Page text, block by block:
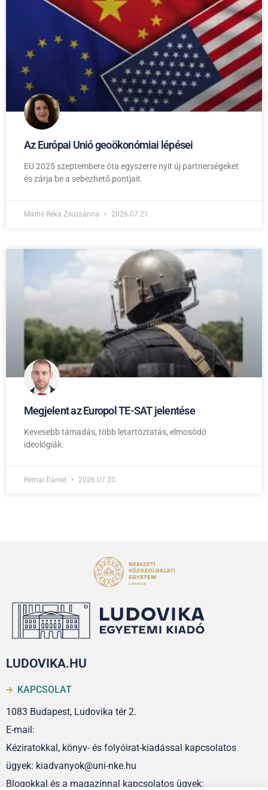
Az Európai Unió geoökonómiai lépései
EU 2025 szeptembere óta egyszerre nyit új partnerségeket
és zárja be a sebezhető pontjait.
Máthé Réka Zsuzsánna 2026.07.21.
Megjelent az Europol TE-SAT jelentése
Kevesebb támadás, több letartóztatás, elmosódó
ideológiák.
Rémai Dániel 2026.07.20.
LUDOVIKA.HU
KAPCSOLAT
1083 Budapest, Ludovika tér 2.
E-mail:
Kéziratokkal, könyv- és folyóirat-kiadással kapcsolatos
ügyek: kiadvanyok@uni-nke.hu
Blogokkal és a magazinnal kapcsolatos ügyek: